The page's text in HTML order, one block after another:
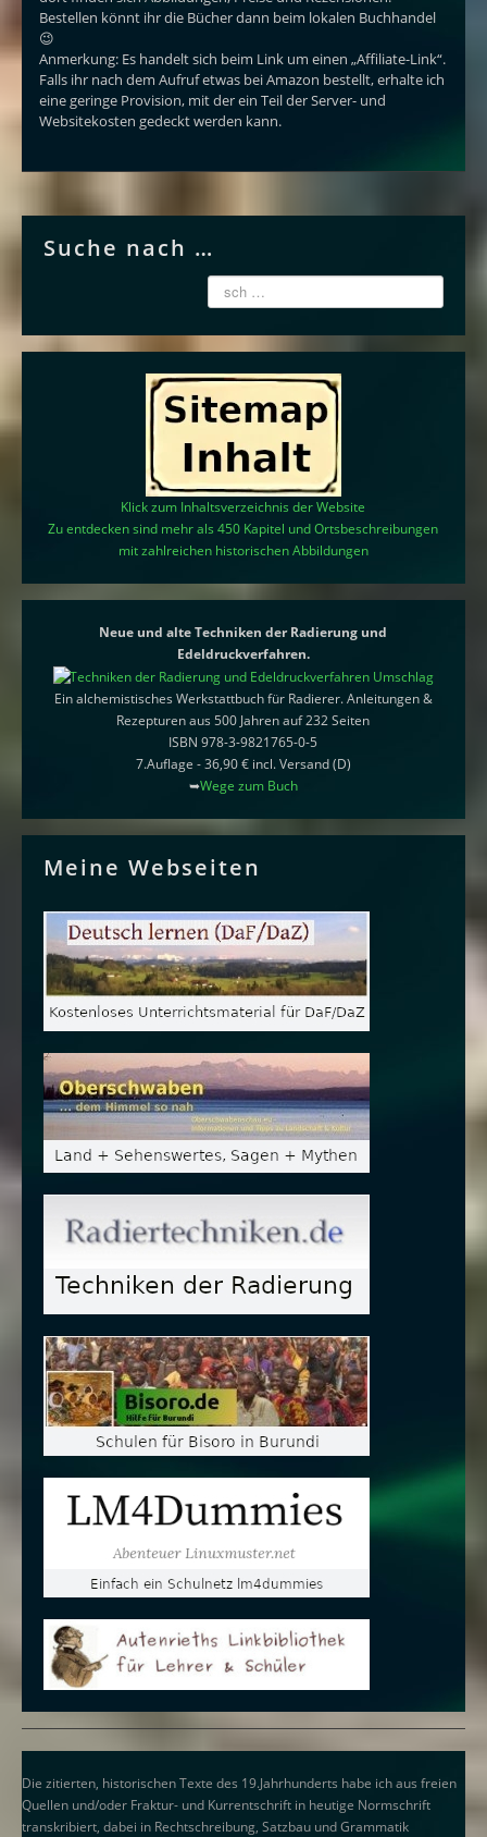
Bestellen könnt ihr die Bücher dann beim lokalen Buchhandel
😉
Anmerkung: Es handelt sich beim Link um einen „Affiliate-Link“.
Falls ihr nach dem Aufruf etwas bei Amazon bestellt, erhalte ich
eine geringe Provision, mit der ein Teil der Server- und
Websitekosten gedeckt werden kann.
Suche nach …
Klick zum Inhaltsverzeichnis der Website
Zu entdecken sind mehr als 450 Kapitel und Ortsbeschreibungen
mit zahlreichen historischen Abbildungen
Neue und alte Techniken der Radierung und
Edeldruckverfahren.
Ein alchemistisches Werkstattbuch für Radierer. Anleitungen &
Rezepturen aus 500 Jahren auf 232 Seiten
ISBN 978-3-9821765-0-5
7.Auflage - 36,90 € incl. Versand (D)
➥Wege zum Buch
Meine Webseiten
Die zitierten, historischen Texte des 19.Jahrhunderts habe ich aus freien
Quellen und/oder Fraktur- und Kurrentschrift in heutige Normschrift
transkribiert, dabei in Rechtschreibung, Satzbau und Grammatik